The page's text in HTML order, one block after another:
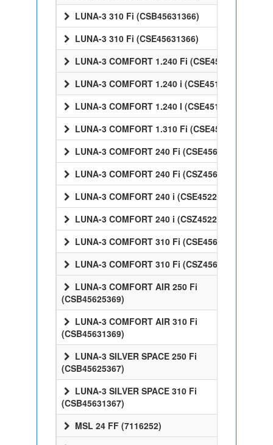
LUNA-3 310 Fi (CSB45631366)
LUNA-3 310 Fi (CSE45631366)
LUNA-3 COMFORT 1.240 Fi (CSE45524358)
LUNA-3 COMFORT 1.240 i (CSE45124358)
LUNA-3 COMFORT 1.240 I (CSE45124358)
LUNA-3 COMFORT 1.310 Fi (CSE45531358)
LUNA-3 COMFORT 240 Fi (CSE45624358)
LUNA-3 COMFORT 240 Fi (CSZ45624358)
LUNA-3 COMFORT 240 i (CSE45224358)
LUNA-3 COMFORT 240 i (CSZ45224358)
LUNA-3 COMFORT 310 Fi (CSE45631358)
LUNA-3 COMFORT 310 Fi (CSZ45631358)
LUNA-3 COMFORT AIR 250 Fi
(CSB45625369)
LUNA-3 COMFORT AIR 310 Fi
(CSB45631369)
LUNA-3 SILVER SPACE 250 Fi
(CSB45625367)
LUNA-3 SILVER SPACE 310 Fi
(CSB45631367)
MSL 24 FF (7116252)